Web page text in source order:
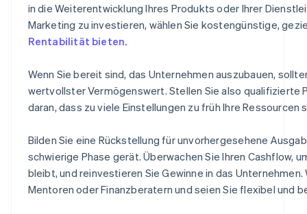
in die Weiterentwicklung Ihres Produkts oder Ihrer
Marketing zu investieren, wählen Sie kostengünstige,
Rentabilität bieten.
Wenn Sie bereit sind, das Unternehmen auszubauen,
wertvollster Vermögenswert. Stellen Sie also qualifizierte
daran, dass zu viele Einstellungen zu früh Ihre Ressourcen
Bilden Sie eine Rückstellung für unvorhergesehene
schwierige Phase gerät. Überwachen Sie Ihren Cashflow,
bleibt, und reinvestieren Sie Gewinne in das
Mentoren oder Finanzberatern und seien Sie flexibel und